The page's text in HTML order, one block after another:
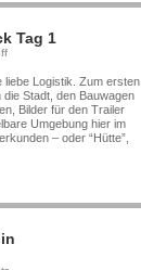
Tag 1
liebe Logistik. Zum ersten
Stadt, den Bauwagen
Bilder für den Trailer
Umgebung hier im
– oder “Hütte”,